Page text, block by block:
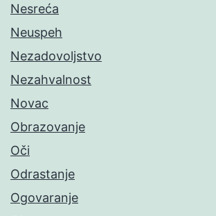
Nesreća
Neuspeh
Nezadovoljstvo
Nezahvalnost
Novac
Obrazovanje
Oči
Odrastanje
Ogovaranje